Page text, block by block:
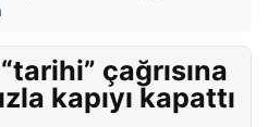
çağrısına
kapıyı kapattı